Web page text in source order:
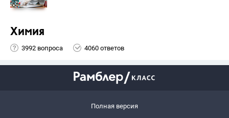
Химия
3992 вопроса 4060 ответов
Полная версия